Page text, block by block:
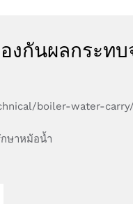
งกันผลกระท
boiler-water-carry/
ษาหม้อน้ำ